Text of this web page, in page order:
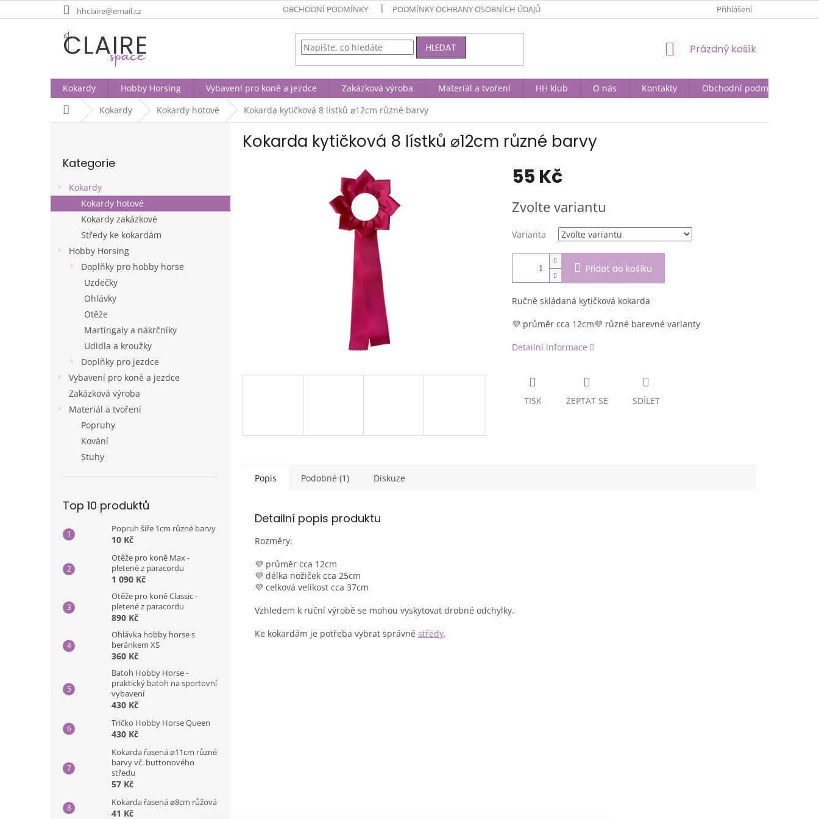
na
hhclaire@email.cz OBCHODNÍ PODMÍNKY PODMÍNKY OCHRANY OSOBNÍCH ÚDAJŮ Přihlášení
HLEDAT
NÁKUPNÍ
Prázdný košík
Kokardy Hobby Horsing Vybavení pro koně a jezdce Zakázková výroba Materiál a tvoření HH klub O nás Kontakty
Obchodní podmínky
Domů Kokardy Kokardy hotové Kokarda kytičková 8 lístků ⌀12cm různé barvy
a
n
kategorie
Kategorie
Kokardy
Kokardy hotové
Kokardy zakázkové
Středy ke kokardám
Hobby Horsing
Doplňky pro hobby horse
Uzdečky
Ohlávky
Otěže
Martingaly a nákrčníky
Udidla a kroužky
Doplňky pro jezdce
Vybavení pro koně a jezdce
Zakázková výroba
Materiál a tvoření
Popruhy
Kování
Stuhy
Top 10 produktů
Popruh šíře 1cm různé barvy
10 Kč
Otěže pro koně Max -
pletené z paracordu
1 090 Kč
Otěže pro koně Classic -
pletené z paracordu
890 Kč
Ohlávka hobby horse s
beránkem XS
360 Kč
Batoh Hobby Horse -
praktický batoh na sportovní
vybavení
430 Kč
Tričko Hobby Horse Queen
430 Kč
Kokarda řasená ⌀11cm různé
barvy vč. buttonového
středu
57 Kč
Kokarda řasená ⌀8cm růžová
41 Kč
Kokarda kytičková 8 lístků ⌀12cm různé barvy
55 Kč
cena:
Zvolte variantu
Varianta
Přidat do košíku
Ručně skládaná kytičková kokarda
💜 průměr cca 12cm💜 různé barevné varianty
Detailní informace
TISK ZEPTAT SE SDÍLET
Popis Podobné (1) Diskuze
Detailní popis produktu
Rozměry:
💜 průměr cca 12cm
💜 délka nožiček cca 25cm
💜 celková velikost cca 37cm
Vzhledem k ruční výrobě se mohou vyskytovat drobné odchylky.
Ke kokardám je potřeba vybrat správné středy.